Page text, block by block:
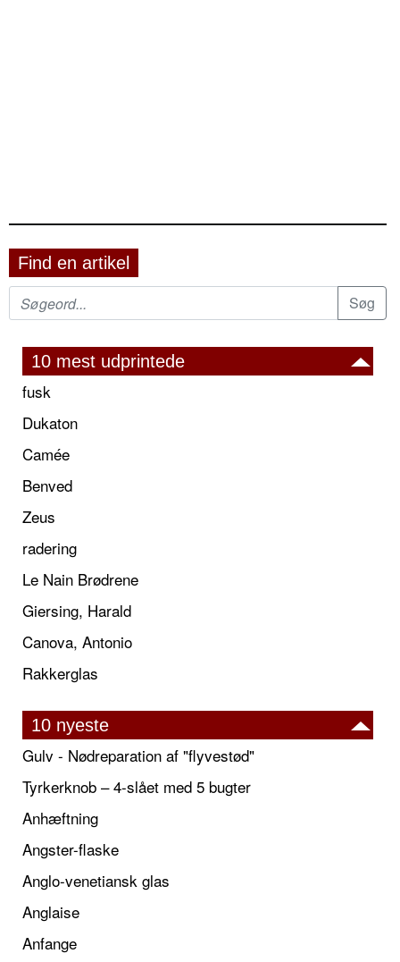
Find en artikel
10 mest udprintede
fusk
Dukaton
Camée
Benved
Zeus
radering
Le Nain Brødrene
Giersing, Harald
Canova, Antonio
Rakkerglas
10 nyeste
Gulv - Nødreparation af "flyvestød"
Tyrkerknob – 4-slået med 5 bugter
Anhæftning
Angster-flaske
Anglo-venetiansk glas
Anglaise
Anfange